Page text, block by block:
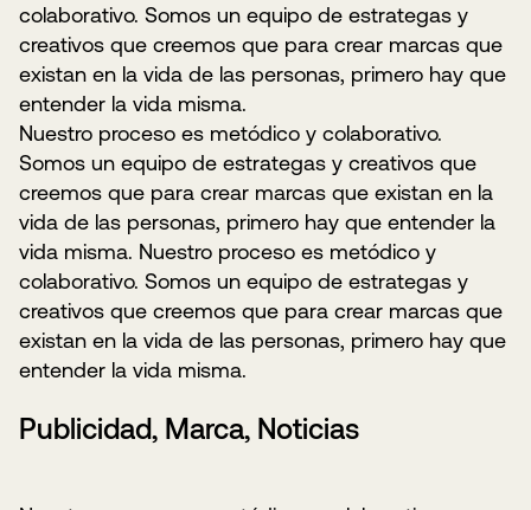
colaborativo. Somos un equipo de estrategas y
creativos que creemos que para crear marcas que
existan en la vida de las personas, primero hay que
entender la vida misma.
Nuestro proceso es metódico y colaborativo.
Somos un equipo de estrategas y creativos que
creemos que para crear marcas que existan en la
vida de las personas, primero hay que entender la
vida misma. Nuestro proceso es metódico y
colaborativo. Somos un equipo de estrategas y
creativos que creemos que para crear marcas que
existan en la vida de las personas, primero hay que
entender la vida misma.
Publicidad, Marca, Noticias